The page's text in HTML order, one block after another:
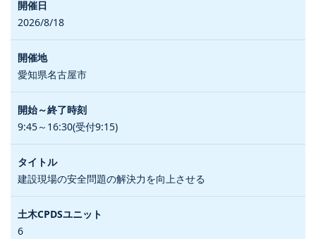
2026/8/18
愛知県名古屋市
9:45～16:30(受付9:15)
建設現場の安全問題の解決力を向上させる
6